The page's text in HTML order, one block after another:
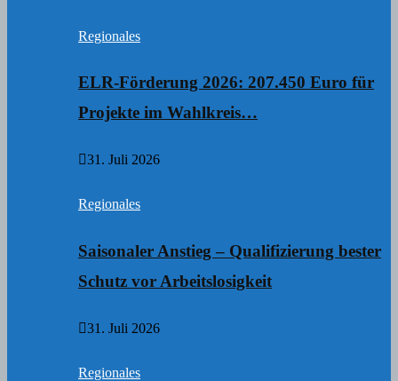
Regionales
ELR-Förderung 2026: 207.450 Euro für
Projekte im Wahlkreis…
31. Juli 2026
Regionales
Saisonaler Anstieg – Qualifizierung bester
Schutz vor Arbeitslosigkeit
31. Juli 2026
Regionales